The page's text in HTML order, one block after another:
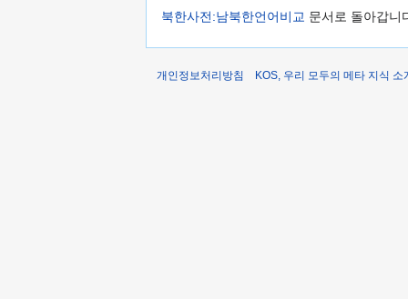
북한사전:남북한언어비교 문서로 돌아갑니
개인정보처리방침 KOS, 우리 모두의 메타 지식 소